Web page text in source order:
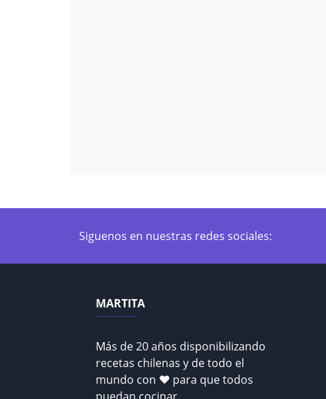
Siguenos en nuestras redes sociales:
MARTITA
Más de 20 años disponibilizando
recetas chilenas y de todo el
mundo con ♥ para que todos